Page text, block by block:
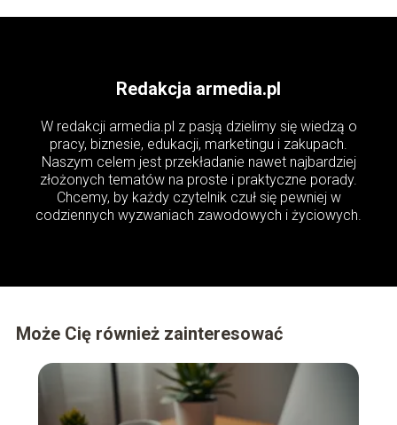
Redakcja armedia.pl
W redakcji armedia.pl z pasją dzielimy się wiedzą o
pracy, biznesie, edukacji, marketingu i zakupach.
Naszym celem jest przekładanie nawet najbardziej
złożonych tematów na proste i praktyczne porady.
Chcemy, by każdy czytelnik czuł się pewniej w
codziennych wyzwaniach zawodowych i życiowych.
Może Cię również zainteresować